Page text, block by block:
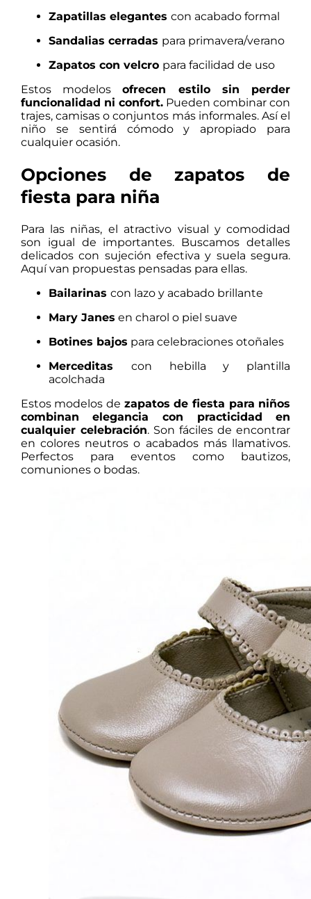
Zapatillas elegantes con acabado formal
Sandalias cerradas para primavera/verano
Zapatos con velcro para facilidad de uso
Estos modelosofrecen estilo sin perder
funcionalidad ni confort.Pueden combinar con
trajes, camisas o conjuntos más informales. Así el
niño se sentirá cómodo y apropiado para
cualquier ocasión.
Opciones de zapatos de
fiesta para niña
Para las niñas, el atractivo visual y comodidad
son igual de importantes. Buscamos detalles
delicados con sujeción efectiva y suela segura.
Aquí van propuestas pensadas para ellas.
Bailarinas con lazo y acabado brillante
Mary Janes en charol o piel suave
Botines bajos para celebraciones otoñales
Merceditas con hebilla y plantilla
acolchada
Estos modelos de zapatos de fiesta para niños
combinan elegancia con practicidad en
cualquier celebración. Son fáciles de encontrar
en colores neutros o acabados más llamativos.
Perfectos para eventos como bautizos,
comuniones o bodas.